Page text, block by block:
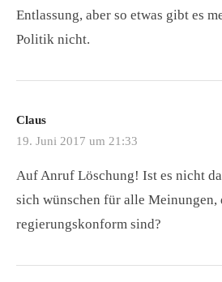
Entlassung, aber so etwas gibt es
Politik nicht.
Claus
19. Juni 2017 um 21:33
Auf Anruf Löschung! Ist es nicht
sich wünschen für alle Meinungen,
regierungskonform sind?